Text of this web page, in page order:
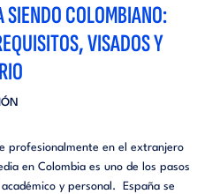
SIENDO COLOMBIANO:
VISADOS Y
profesionalmente en el extranjero
en Colombia es uno de los pasos
y personal. España se